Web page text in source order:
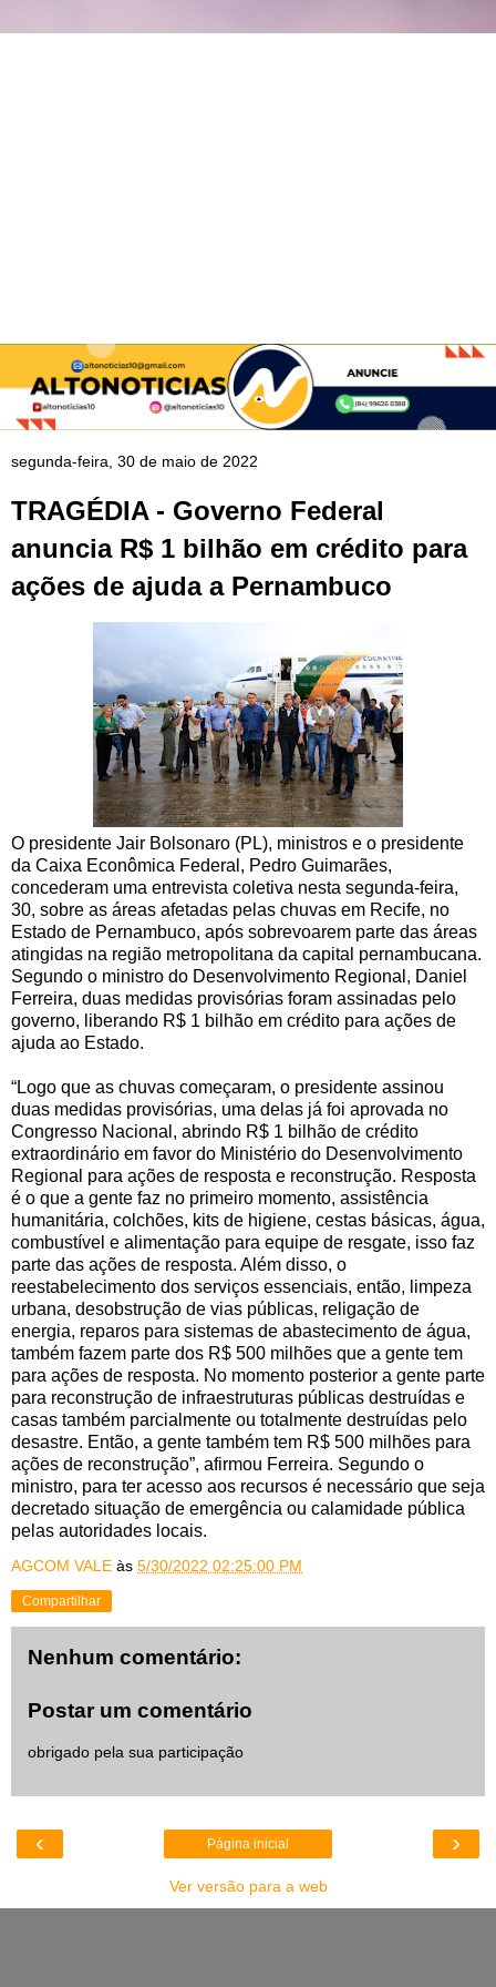
segunda-feira, 30 de maio de 2022
TRAGÉDIA - Governo Federal
anuncia R$ 1 bilhão em crédito para
ações de ajuda a Pernambuco
O presidente Jair Bolsonaro (PL), ministros e o presidente
da Caixa Econômica Federal, Pedro Guimarães,
concederam uma entrevista coletiva nesta segunda-feira,
30, sobre as áreas afetadas pelas chuvas em Recife, no
Estado de Pernambuco, após sobrevoarem parte das áreas
atingidas na região metropolitana da capital pernambucana.
Segundo o ministro do Desenvolvimento Regional, Daniel
Ferreira, duas medidas provisórias foram assinadas pelo
governo, liberando R$ 1 bilhão em crédito para ações de
ajuda ao Estado.
“Logo que as chuvas começaram, o presidente assinou
duas medidas provisórias, uma delas já foi aprovada no
Congresso Nacional, abrindo R$ 1 bilhão de crédito
extraordinário em favor do Ministério do Desenvolvimento
Regional para ações de resposta e reconstrução. Resposta
é o que a gente faz no primeiro momento, assistência
humanitária, colchões, kits de higiene, cestas básicas, água,
combustível e alimentação para equipe de resgate, isso faz
parte das ações de resposta. Além disso, o
reestabelecimento dos serviços essenciais, então, limpeza
urbana, desobstrução de vias públicas, religação de
energia, reparos para sistemas de abastecimento de água,
também fazem parte dos R$ 500 milhões que a gente tem
para ações de resposta. No momento posterior a gente parte
para reconstrução de infraestruturas públicas destruídas e
casas também parcialmente ou totalmente destruídas pelo
desastre. Então, a gente também tem R$ 500 milhões para
ações de reconstrução”, afirmou Ferreira. Segundo o
ministro, para ter acesso aos recursos é necessário que seja
decretado situação de emergência ou calamidade pública
pelas autoridades locais.
AGCOM VALE às 5/30/2022 02:25:00 PM
Compartilhar
Nenhum comentário:
Postar um comentário
obrigado pela sua participação
‹ ›
Página inicial
Ver versão para a web